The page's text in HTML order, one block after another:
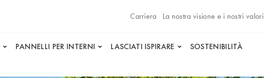
Carriera
La nostra visione e i nostri valori
PANNELLI PER INTERNI LASCIATI ISPIRARE SOSTENIBILITÀ